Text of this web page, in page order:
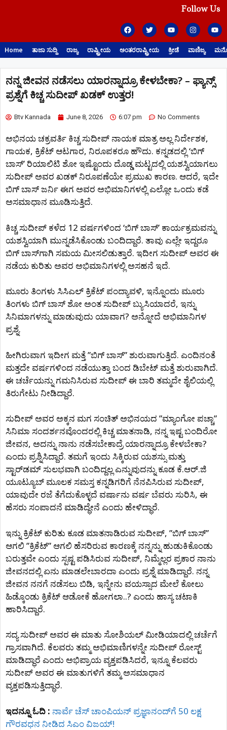
Follow Us
Home ತಾಜಾ ಸುದ್ದಿ ರಾಜ್ಯ ರಾಷ್ಟ್ರೀಯ ಅಂತರರಾಷ್ಟ್ರೀಯ ಕ್ರೀಡೆ ವಾಣಿಜ್ಯ
ನನ್ನ ಜೀವನ ನಡೆಸಲು ಯಾರನ್ನಾದ್ರೂ ಕೇಳಬೇಕಾ? – ಫ್ಯಾನ್ಸ್​
ಪ್ರಶ್ನೆಗೆ ಕಿಚ್ಚ ಸುದೀಪ್ ಖಡಕ್ ಉತ್ತರ!
Btv Kannada June 8, 2026 6:07 pm No Comments
ಅಭಿನಯ ಚಕ್ರವರ್ತಿ ಕಿಚ್ಚ ಸುದೀಪ್ ನಾಯಕ ಮಾತ್ರ ಅಲ್ಲ ನಿರ್ದೇಶಕ,
ಗಾಯಕ, ಕ್ರಿಕೆಟ್ ಆಟಗಾರ, ನಿರೂಪಕರೂ ಹೌದು. ಕನ್ನಡದಲ್ಲಿ ‘ಬಿಗ್
ಬಾಸ್’ ರಿಯಾಲಿಟಿ ಶೋ ಇಷ್ಟೊಂದು ದೊಡ್ಡ ಮಟ್ಟದಲ್ಲಿ ಯಶಸ್ವಿಯಾಗಲು
ಸುದೀಪ್ ಅವರ ಖಡಕ್ ನಿರೂಪಣೆಯೇ ಪ್ರಮುಖ ಕಾರಣ. ಆದರೆ, ಇದೇ
ಬಿಗ್ ಬಾಸ್ ಜರ್ನಿ ಈಗ ಅವರ ಅಭಿಮಾನಿಗಳಲ್ಲಿ ಎಲ್ಲೋ ಒಂದು ಕಡೆ
ಅಸಮಾಧಾನ ಮೂಡಿಸುತ್ತಿದೆ.
ಕಿಚ್ಚ ಸುದೀಪ್ ಕಳೆದ 12 ವರ್ಷಗಳಿಂದ ‘ಬಿಗ್ ಬಾಸ್’ ಕಾರ್ಯಕ್ರಮವನ್ನು
ಯಶಸ್ವಿಯಾಗಿ ಮುನ್ನಡೆಸಿಕೊಂಡು ಬಂದಿದ್ದಾರೆ. ತಾವು ಎಲ್ಲೇ ಇದ್ದರೂ
ಬಿಗ್ ಬಾಸ್‌ಗಾಗಿ ಸಮಯ ಮೀಸಲಿಡುತ್ತಾರೆ. ಇದೀಗ ಸುದೀಪ್ ಅವರ ಈ
ನಡೆಯ ಕುರಿತು ಅವರ ಅಭಿಮಾನಿಗಳಲ್ಲಿ ಅಸಹನೆ ಇದೆ.
ಮೂರು ತಿಂಗಳು ಸಿಸಿಎಲ್ ಕ್ರಿಕೆಟ್ ಪಂದ್ಯಾವಳಿ, ಇನ್ನೊಂದು ಮೂರು
ತಿಂಗಳು ಬಿಗ್ ಬಾಸ್ ಶೋ ಅಂತ ಸುದೀಪ್ ಬ್ಯುಸಿಯಾದರೆ, ಇನ್ನು
ಸಿನಿಮಾಗಳನ್ನು ಮಾಡುವುದು ಯಾವಾಗ? ಅನ್ನೋದೆ ಅಭಿಮಾನಿಗಳ
ಪ್ರಶ್ನೆ.
ಹೀಗಿರುವಾಗ ಇದೀಗ ಮತ್ತೆ ”ಬಿಗ್ ಬಾಸ್” ಶುರುವಾಗುತ್ತಿದೆ. ಎಂದಿನಂತೆ
ಮತ್ತದೇ ವರ್ಷಗಳಿಂದ ನಡೆಯುತ್ತಾ ಬಂದ ಡಿಬೇಟ್ ಮತ್ತೆ ಶುರುವಾಗಿದೆ.
ಈ ಚರ್ಚೆಯನ್ನು ಗಮನಿಸಿರುವ ಸುದೀಪ್ ಈ ಬಾರಿ ತಮ್ಮದೇ ಶೈಲಿಯಲ್ಲಿ
ತಿರುಗೇಟು ನೀಡಿದ್ದಾರೆ.
ಸುದೀಪ್ ಅವರ ಅಕ್ಕನ ಮಗ ಸಂಚಿತ್ ಅಭಿನಯದ ”ಮ್ಯಾಂಗೋ ಪಚ್ಚಾ”
ಸಿನಿಮಾ ಸಂದರ್ಶನವೊಂದರಲ್ಲಿ ಕಿಚ್ಚ ಮಾತನಾಡಿ, ನನ್ನ ಇಷ್ಟ ಬಂದಿರೋ
ಜೀವನ, ಅದನ್ನು ನಾನು ನಡೆಸಬೇಕಾದ್ರೆ ಯಾರನ್ನಾದ್ರೂ ಕೇಳಬೇಕಾ?
ಎಂದು ಪ್ರಶ್ನಿಸಿದ್ದಾರೆ. ತಮಗೆ ಇಂದು ಸಿಕ್ಕಿರುವ ಯಶಸ್ಸು ಮತ್ತು
ಸ್ಟಾರ್‌ಡಮ್ ಸುಲಭವಾಗಿ ಬಂದಿದ್ದಲ್ಲ ಎನ್ನುವುದನ್ನು ಕೂಡ ಕೆ.ಆರ್.ಜಿ
ಯೂಟ್ಯೂಬ್ ಮೂಲಕ ಸಮಸ್ತ ಕನ್ನಡಿಗರಿಗೆ ನೆನಪಿಸಿರುವ ಸುದೀಪ್,
ಯಾವುದೇ ರಜೆ ತೆಗೆದುಕೊಳ್ಳದೆ ವರ್ಷಾನು ವರ್ಷ ಬೆವರು ಸುರಿಸಿ, ಈ
ಹೆಸರು ಸಂಪಾದನೆ ಮಾಡಿದ್ಧೇನೆ ಎಂದು ಹೇಳಿದ್ಧಾರೆ.
ಇನ್ನು ಕ್ರಿಕೆಟ್ ಕುರಿತು ಕೂಡ ಮಾತನಾಡಿರುವ ಸುದೀಪ್, ”ಬಿಗ್ ಬಾಸ್”
ಆಗಲಿ ”ಕ್ರಿಕೆಟ್” ಆಗಲಿ ಹೆಸರಿರುವ ಕಾರಣಕ್ಕೆ ನನ್ನನ್ನು ಹುಡುಕಿಕೊಂಡು
ಬರುತ್ತವೇ ಎಂದು ಸ್ಪಷ್ಟ ಪಡಿಸಿರುವ ಸುದೀಪ್, ನಿಮ್ಮೆಲ್ಲರ ಪ್ರಕಾರ ನಾನು
ಜೀವನದಲ್ಲಿ ಏನು ಮಾಡಲೇಬಾರದಾ ಎಂದು ಪ್ರಶ್ನೆ ಮಾಡಿದ್ದಾರೆ. ನನ್ನ
ಜೀವನ ನನಗೆ ನಡೆಸಲು ಬಿಡಿ, ಇನ್ನೇನು ವಯಸ್ಸಾದ ಮೇಲೆ ಕೋಲು
ಹಿಡ್ಕೊಂಡು ಕ್ರಿಕೆಟ್ ಆಡೋಕೆ ಹೋಗಲಾ..? ಎಂದು ಹಾಸ್ಯ ಚಟಾಕಿ
ಹಾರಿಸಿದ್ದಾರೆ.
ಸದ್ಯ ಸುದೀಪ್ ಅವರ ಈ ಮಾತು ಸೋಶಿಯಲ್ ಮೀಡಿಯಾದಲ್ಲಿ ಚರ್ಚೆಗೆ
ಗ್ರಾಸವಾಗಿದೆ. ಕೆಲವರು ತಮ್ಮ ಅಭಿಮಾಣಿಗಳನ್ನೇ ಸುದೀಪ್ ರೋಸ್ಟ್
ಮಾಡಿದ್ಧಾರೆ ಎಂದು ಅಭಿಪ್ರಾಯ ವ್ಯಕ್ತಪಡಿಸಿದರೆ, ಇನ್ನೂ ಕೆಲವರು
ಸುದೀಪ್ ಅವರ ಈ ಮಾತುಗಳಿಗೆ ತಮ್ಮ ಅಸಮಾಧಾನ
ವ್ಯಕ್ತಪಡಿಸುತ್ತಿದ್ಧಾರೆ.
ಇದನ್ನೂ ಓದಿ : ನಾರ್ವೆ ಚೆಸ್ ಚಾಂಪಿಯನ್ ಪ್ರಜ್ಞಾನಂದ್​ಗೆ 50 ಲಕ್ಷ
ಗೌರವಧನ ನೀಡಿದ ಸಿಎಂ ವಿಜಯ್!